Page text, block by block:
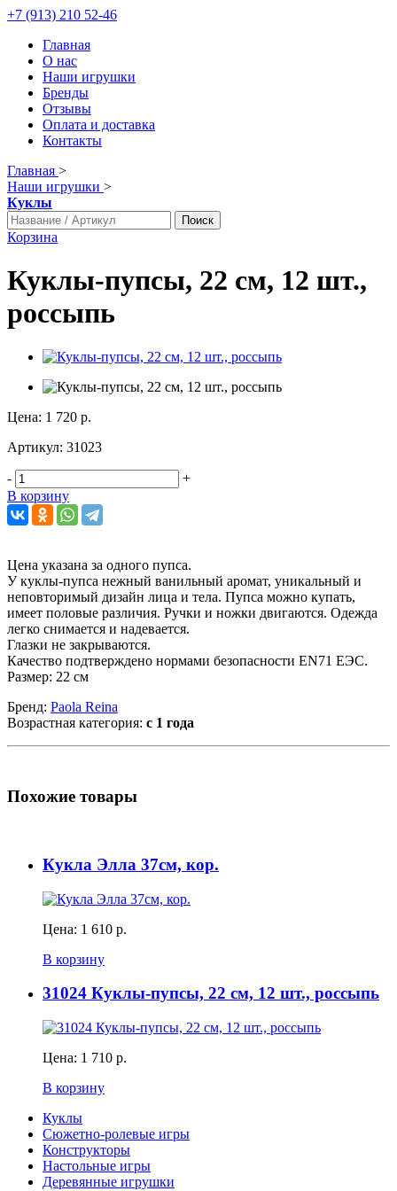
+7 (913) 210 52-46
Главная
О нас
Наши игрушки
Бренды
Отзывы
Оплата и доставка
Контакты
Главная >
Наши игрушки >
Куклы
Поиск
Корзина
Куклы-пупсы, 22 см, 12 шт.,
россыпь
Цена: 1 720 р.
Артикул: 31023
-
+
В корзину
Цена указана за одного пупса.
У куклы-пупса нежный ванильный аромат, уникальный и
неповторимый дизайн лица и тела. Пупса можно купать,
имеет половые различия. Ручки и ножки двигаются. Одежда
легко снимается и надевается.
Глазки не закрываются.
Качество подтверждено нормами безопасности EN71 ЕЭС.
Размер: 22 см
Бренд: Paola Reina
Возрастная категория: с 1 года
Похожие товары
Кукла Элла 37см, кор.
Цена: 1 610 р.
В корзину
31024 Куклы-пупсы, 22 см, 12 шт., россыпь
Цена: 1 710 р.
В корзину
Куклы
Сюжетно-ролевые игры
Конструкторы
Настольные игры
Деревянные игрушки